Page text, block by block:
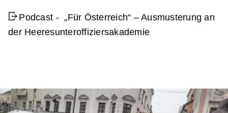
Podcast - „Für Österreich“ – Ausmusterung an
der Heeresunteroffiziersakademie